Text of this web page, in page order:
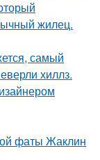
жилец.
самый
хиллз.
фаты Жаклин